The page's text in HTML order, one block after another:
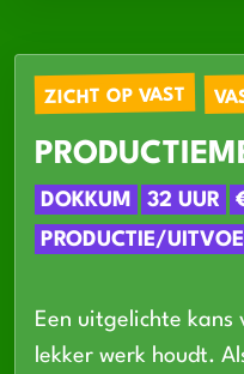
ZICHT OP VAST
DOKKUM 32 UUR
PRODUCTIE/
Een uitgelichte kans
lekker werk houdt.